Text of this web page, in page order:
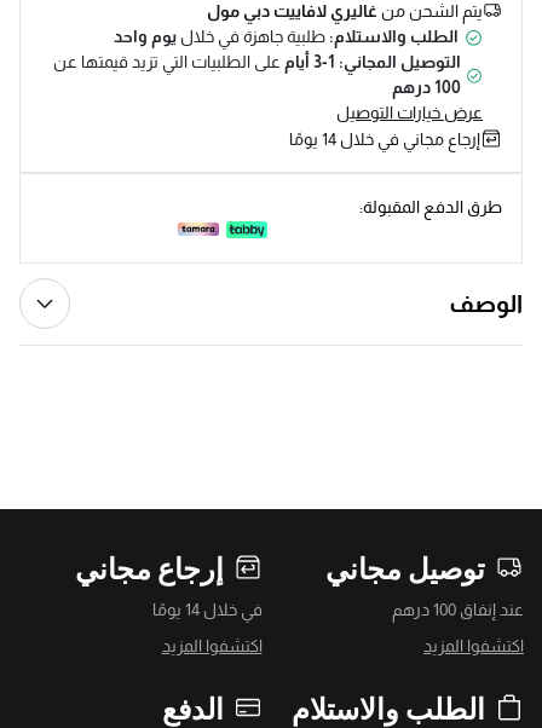
يتم الشحن منغاليري لافاييت دبي مول
الطلب والاستلام: طلبية جاهزة في خلال يوم واحد
التوصيل المجاني: 1-3 أيام
على الطلبيات التي تزيد قيمتها عن
100 درهم
عرض خيارات التوصيل
إرجاع مجاني في خلال 14 يومًا
طرق الدفع المقبولة:
الوصف
توصيل مجاني
عند إنفاق 100 درهم
اكتشفوا المزيد
إرجاع مجاني
في خلال 14 يومًا
اكتشفوا المزيد
الطلب والاستلام الدفع